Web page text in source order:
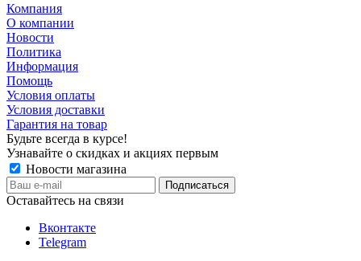
Компания
О компании
Новости
Политика
Информация
Помощь
Условия оплаты
Условия доставки
Гарантия на товар
Будьте всегда в курсе!
Узнавайте о скидках и акциях первым
Новости магазина
Оставайтесь на связи
Вконтакте
Telegram